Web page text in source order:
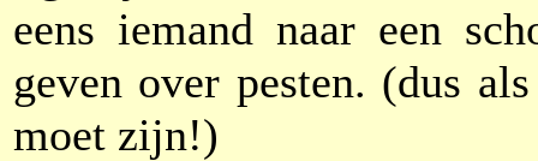
eens iemand naar een
geven over pesten. (dus
moet zijn!)